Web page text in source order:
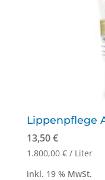
Lippenpflege
13,50€
1.800,00 €/ Liter
inkl. 19 % MwSt.